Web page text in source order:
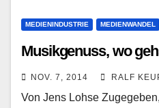
MEDIENINDUSTRIE MEDIENWANDEL
Musikgenuss, wo
NOV. 7, 2014 RALF
Von Jens Lohse